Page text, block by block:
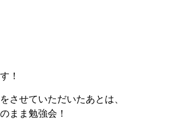
！
させていただいたあとは、
まま勉強会！